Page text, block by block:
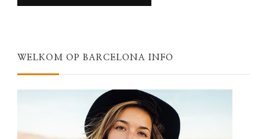
WELKOM OP BARCELONA INFO